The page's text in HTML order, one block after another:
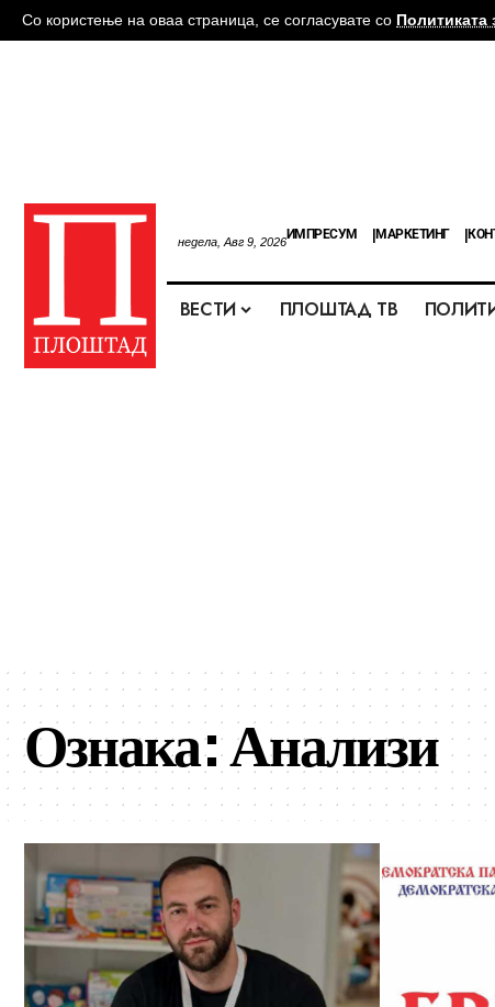
Со користење на оваа страница, се согласувате со Политиката
недела, Авг 9, 2026ИМПРЕСУМ МАРКЕТИНГ
ВЕСТИ ПЛОШТАД ТВ
Ознака:Анализи